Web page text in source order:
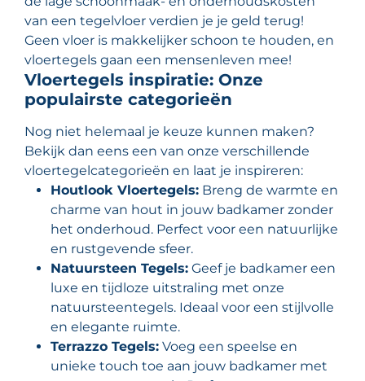
van een tegelvloer verdien je je geld terug!
Geen vloer is makkelijker schoon te houden, en
vloertegels gaan een mensenleven mee!
Vloertegels inspiratie: Onze
populairste categorieën
Nog niet helemaal je keuze kunnen maken?
Bekijk dan eens een van onze verschillende
vloertegelcategorieën en laat je inspireren:
Houtlook Vloertegels: Breng de warmte en
charme van hout in jouw badkamer zonder
het onderhoud. Perfect voor een natuurlijke
en rustgevende sfeer.
Natuursteen Tegels: Geef je badkamer een
luxe en tijdloze uitstraling met onze
natuursteentegels. Ideaal voor een stijlvolle
en elegante ruimte.
Terrazzo Tegels: Voeg een speelse en
unieke touch toe aan jouw badkamer met